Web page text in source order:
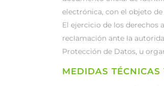
electrónica, con el objeto
El ejercicio de los derechos
reclamación ante la
Protección de Datos, u
MEDIDAS TÉCNICAS